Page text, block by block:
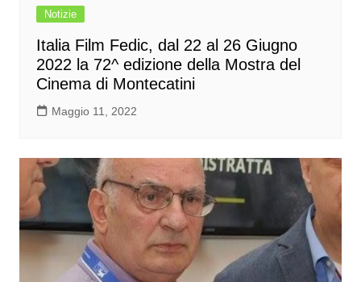
Notizie
Italia Film Fedic, dal 22 al 26 Giugno
2022 la 72^ edizione della Mostra del
Cinema di Montecatini
Maggio 11, 2022